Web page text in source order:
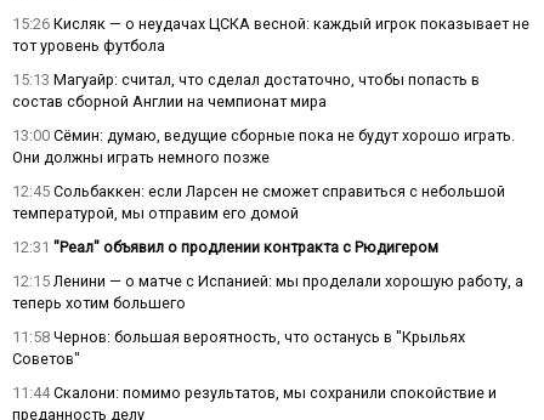
15:26 Кисляк — о неудачах ЦСКА весной: каждый игрок показывает не
тот уровень футбола
15:13 Магуайр: считал, что сделал достаточно, чтобы попасть в
состав сборной Англии на чемпионат мира
13:00 Сёмин: думаю, ведущие сборные пока не будут хорошо играть.
Они должны играть немного позже
12:45 Сольбаккен: если Ларсен не сможет справиться с небольшой
температурой, мы отправим его домой
12:31 "Реал" объявил о продлении контракта с Рюдигером
12:15 Ленини — о матче с Испанией: мы проделали хорошую работу, а
теперь хотим большего
11:58 Чернов: большая вероятность, что останусь в "Крыльях
Советов"
11:44 Скалони: помимо результатов, мы сохранили спокойствие и
преданность делу